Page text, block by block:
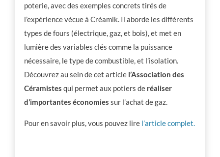
poterie, avec des exemples concrets tirés de
l’expérience vécue à Créamik. Il aborde les différents
types de fours (électrique, gaz, et bois), et met en
lumière des variables clés comme la puissance
nécessaire, le type de combustible, et l’isolation.
Découvrez au sein de cet article l’Association des
Céramistes qui permet aux potiers de réaliser
d’importantes économies sur l’achat de gaz.
Pour en savoir plus, vous pouvez lire l’article complet.